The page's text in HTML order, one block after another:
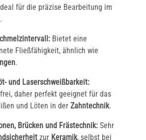
für die präzise Bearbeitung im
.
Bietet eine
Fließfähigkeit, ähnlich wie
.
und Laserschweißbarkeit:
daher perfekt geeignet für das
und Löten in der Zahntechnik.
Brücken und Frästechnik: Sehr
zur Keramik, selbst bei